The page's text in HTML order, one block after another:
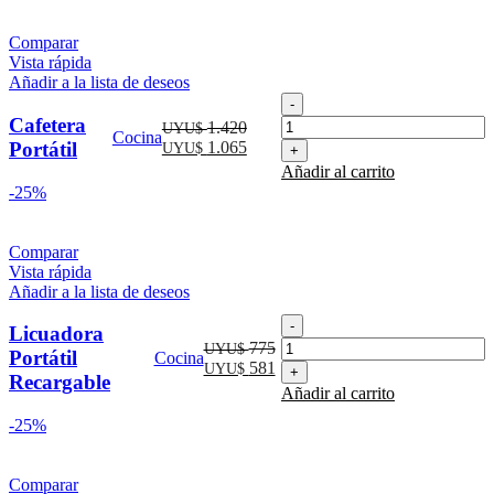
Comparar
Vista rápida
Añadir a la lista de deseos
Cafetera
Portátil
CocinaUYU$1.420El
precio
original
UYU$ 1.065El
precio
actual
Cafetera
Portátil
cantidad
Añadir al carrito
-25%
Comparar
Vista rápida
Añadir a la lista de deseos
Licuadora
Portátil
Recargable
CocinaUYU$775El
precio
original
era:
UYU$ 581 El
precio
actual
Licuadora
Portátil
Recargable
cantidad
Añadir al carrito
-25%
Comparar